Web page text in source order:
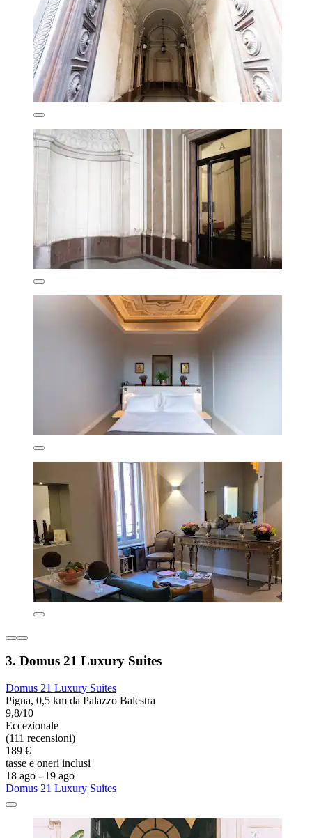
3. Domus 21 Luxury Suites
Domus 21 Luxury Suites
Pigna, 0,5 km da Palazzo Balestra
9,8/10
Eccezionale
(111 recensioni)
189 €
tasse e oneri inclusi
18 ago - 19 ago
Domus 21 Luxury Suites